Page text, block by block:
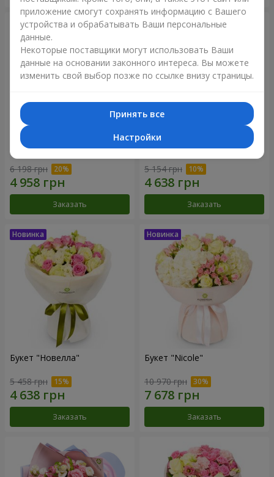
Букет "Дуэт гармонии"
6 198 грн
Заказать
Букет "My Lady"
5 154 грн
Заказать
Букет "Новелла"
5 458 грн
Заказать
Букет "Nicole"
10 970 грн
Заказать
приложение смогут сохранять информацию с Вашего
устройства и обрабатывать Ваши персональные
данные.
Некоторые поставщики могут использовать Ваши
данные на основании законного интереса. Вы можете
изменить свой выбор позже по ссылке внизу страницы.
Принять все
Настройки